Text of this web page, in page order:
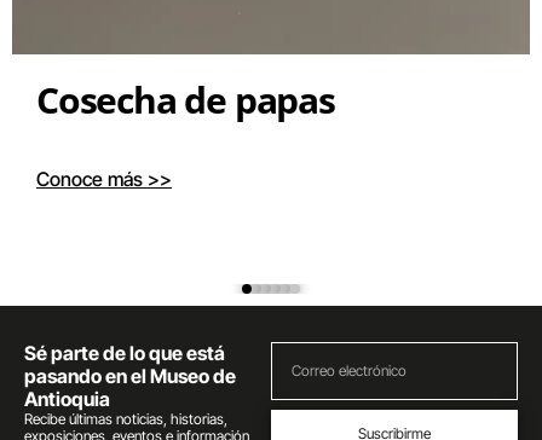
Cosecha de papas
Conoce más >>
Sé parte de lo que está
pasando en el Museo de
Antioquia
Recibe últimas noticias, historias,
exposiciones, eventos e información
Suscribirme